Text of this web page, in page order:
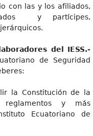
con las y los afiliados,
y partícipes,
del IESS.-
de Seguridad
la Constitución de la
reglamentos y más
Ecuatoriano de